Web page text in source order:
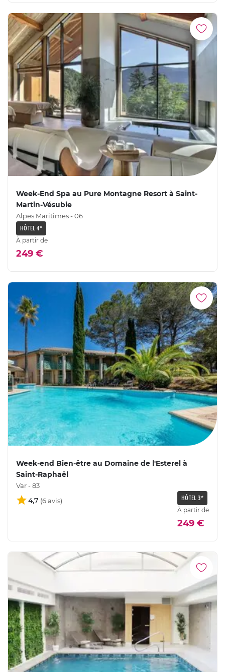
Week-End Spa au Pure Montagne Resort à Saint-
Martin-Vésubie
Alpes Maritimes - 06
HÔTEL 4*
À partir de
249 €
Week-end Bien-être au Domaine de l'Esterel à
Saint-Raphaël
Var - 83
4,7 HÔTEL 3*
À partir de
249 €